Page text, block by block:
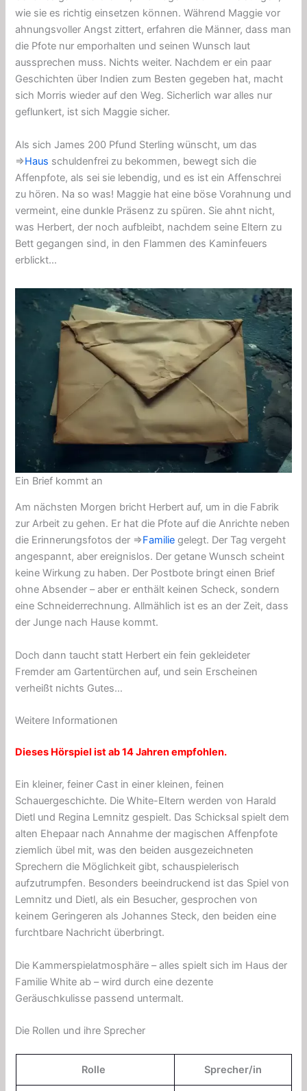
wie sie es richtig einsetzen können. Während Maggie vor
ahnungsvoller Angst zittert, erfahren die Männer, dass man
die Pfote nur emporhalten und seinen Wunsch laut
aussprechen muss. Nichts weiter. Nachdem er ein paar
Geschichten über Indien zum Besten gegeben hat, macht
sich Morris wieder auf den Weg. Sicherlich war alles nur
geflunkert, ist sich Maggie sicher.
Als sich James 200 Pfund Sterling wünscht, um das
⇒Haus schuldenfrei zu bekommen, bewegt sich die
Affenpfote, als sei sie lebendig, und es ist ein Affenschrei
zu hören. Na so was! Maggie hat eine böse Vorahnung und
vermeint, eine dunkle Präsenz zu spüren. Sie ahnt nicht,
was Herbert, der noch aufbleibt, nachdem seine Eltern zu
Bett gegangen sind, in den Flammen des Kaminfeuers
erblickt…
Ein Brief kommt an
Am nächsten Morgen bricht Herbert auf, um in die Fabrik
zur Arbeit zu gehen. Er hat die Pfote auf die Anrichte neben
die Erinnerungsfotos der ⇒Familie gelegt. Der Tag vergeht
angespannt, aber ereignislos. Der getane Wunsch scheint
keine Wirkung zu haben. Der Postbote bringt einen Brief
ohne Absender – aber er enthält keinen Scheck, sondern
eine Schneiderrechnung. Allmählich ist es an der Zeit, dass
der Junge nach Hause kommt.
Doch dann taucht statt Herbert ein fein gekleideter
Fremder am Gartentürchen auf, und sein Erscheinen
verheißt nichts Gutes…
Weitere Informationen
Dieses Hörspiel ist ab 14 Jahren empfohlen.
Ein kleiner, feiner Cast in einer kleinen, feinen
Schauergeschichte. Die White-Eltern werden von Harald
Dietl und Regina Lemnitz gespielt. Das Schicksal spielt dem
alten Ehepaar nach Annahme der magischen Affenpfote
ziemlich übel mit, was den beiden ausgezeichneten
Sprechern die Möglichkeit gibt, schauspielerisch
aufzutrumpfen. Besonders beeindruckend ist das Spiel von
Lemnitz und Dietl, als ein Besucher, gesprochen von
keinem Geringeren als Johannes Steck, den beiden eine
furchtbare Nachricht überbringt.
Die Kammerspielatmosphäre – alles spielt sich im Haus der
Familie White ab – wird durch eine dezente
Geräuschkulisse passend untermalt.
Die Rollen und ihre Sprecher
Rolle Sprecher/in